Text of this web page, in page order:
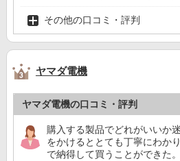
その他の口コミ・評判
ヤマダ電機
ヤマダ電機の口コミ・評判
購入する製品でどれがいいか
をかけるととても丁寧にわか
で納得して買うことができた